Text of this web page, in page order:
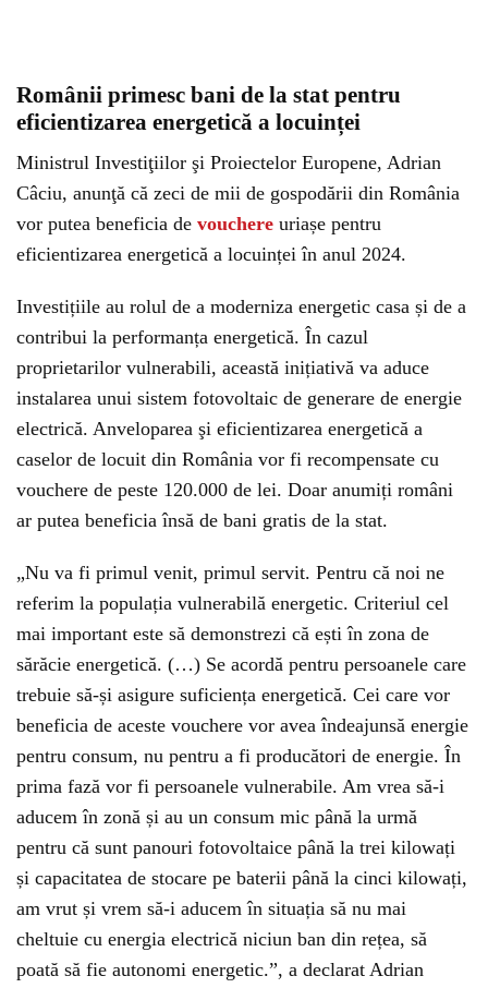
Românii primesc bani de la stat pentru
eficientizarea energetică a locuinței
Ministrul Investiţiilor şi Proiectelor Europene, Adrian
Câciu, anunţă că zeci de mii de gospodării din România
vor putea beneficia de vouchere uriașe pentru
eficientizarea energetică a locuinței în anul 2024.
Investițiile au rolul de a moderniza energetic casa și de a
contribui la performanța energetică. În cazul
proprietarilor vulnerabili, această inițiativă va aduce
instalarea unui sistem fotovoltaic de generare de energie
electrică. Anveloparea şi eficientizarea energetică a
caselor de locuit din România vor fi recompensate cu
vouchere de peste 120.000 de lei. Doar anumiți români
ar putea beneficia însă de bani gratis de la stat.
„Nu va fi primul venit, primul servit. Pentru că noi ne
referim la populația vulnerabilă energetic. Criteriul cel
mai important este să demonstrezi că ești în zona de
sărăcie energetică. (…) Se acordă pentru persoanele care
trebuie să-și asigure suficiența energetică. Cei care vor
beneficia de aceste vouchere vor avea îndeajunsă energie
pentru consum, nu pentru a fi producători de energie. În
prima fază vor fi persoanele vulnerabile. Am vrea să-i
aducem în zonă și au un consum mic până la urmă
pentru că sunt panouri fotovoltaice până la trei kilowați
și capacitatea de stocare pe baterii până la cinci kilowați,
am vrut și vrem să-i aducem în situația să nu mai
cheltuie cu energia electrică niciun ban din rețea, să
poată să fie autonomi energetic.”, a declarat Adrian